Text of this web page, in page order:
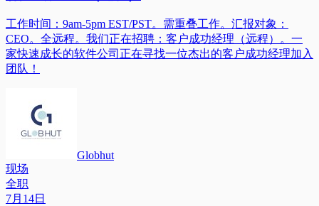
工作时间：9am-5pm EST/PST。需重叠工作。汇报对象：
CEO。全远程。我们正在招聘：客户成功经理（远程）。一
家快速成长的软件公司正在寻找一位杰出的客户成功经理加入
团队！
Globhut
现场
全职
7月14日